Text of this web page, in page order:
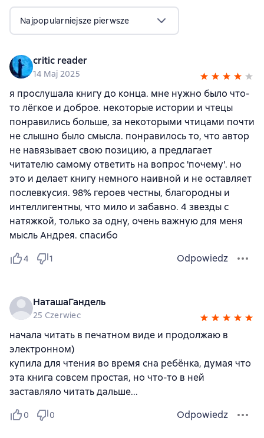
Najpopularniejsze pierwsze
critic reader
14 Maj 2025
я прослушала книгу до конца. мне нужно было что-
то лёгкое и доброе. некоторые истории и чтецы
понравились больше, за некоторыми чтицами почти
не слышно было смысла. понравилось то, что автор
не навязывает свою позицию, а предлагает
читателю самому ответить на вопрос 'почему'. но
это и делает книгу немного наивной и не оставляет
послевкусия. 98% героев честны, благородны и
интеллигентны, что мило и забавно. 4 звезды с
натяжкой, только за одну, очень важную для меня
мысль Андрея. спасибо
4 1 Odpowiedz
НаташаГандель
25 Czerwiec
начала читать в печатном виде и продолжаю в
электронном)
купила для чтения во время сна ребёнка, думая что
эта книга совсем простая, но что-то в ней
заставляло читать дальше...
0 0 Odpowiedz